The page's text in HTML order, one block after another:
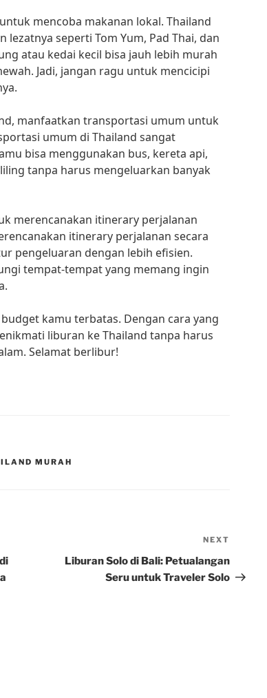
mencoba makanan lokal. Thailand
lezatnya seperti Tom Yum, Pad Thai, dan
atau kedai kecil bisa jauh lebih murah
Jadi, jangan ragu untuk mencicipi
manfaatkan transportasi umum untuk
umum di Thailand sangat
bisa menggunakan bus, kereta api,
tanpa harus mengeluarkan banyak
merencanakan itinerary perjalanan
itinerary perjalanan secara
pengeluaran dengan lebih efisien.
tempat-tempat yang memang ingin
kamu terbatas. Dengan cara yang
liburan ke Thailand tanpa harus
Selamat berlibur!
MURAH
Post
NEXT
Liburan Solo di Bali: Petualangan
Seru untuk Traveler Solo